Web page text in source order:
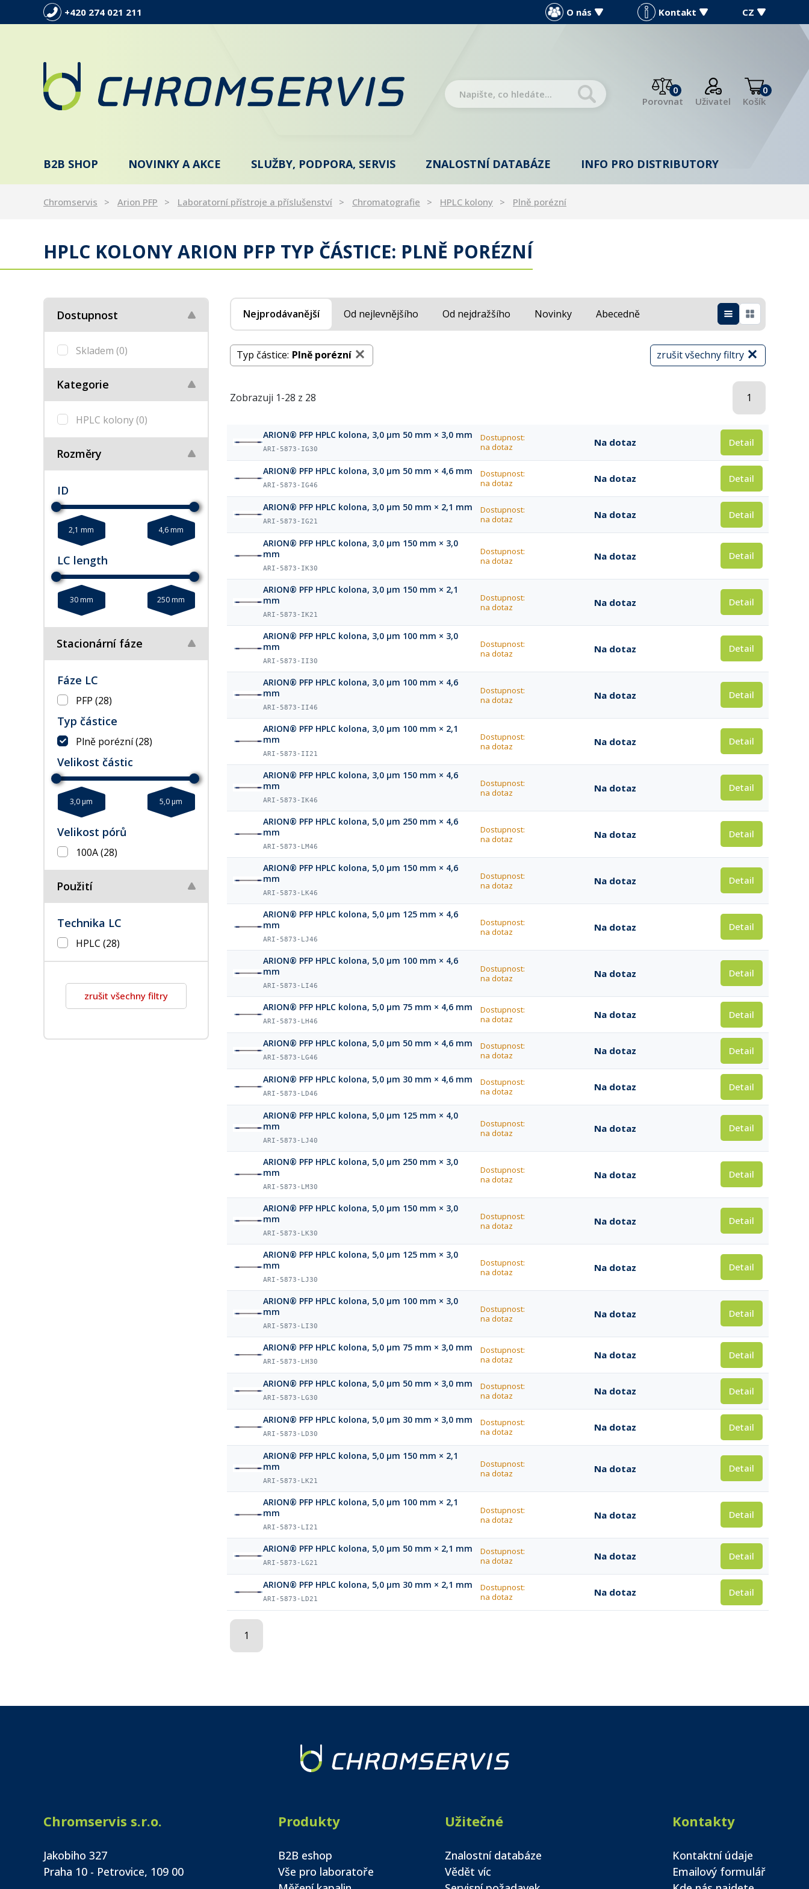
+420 274 021 211 O nás Kontakt CZ
0
Porovnat
Uživatel
0
Košík
B2B SHOP NOVINKY A AKCE SLUŽBY, PODPORA, SERVIS ZNALOSTNÍ DATABÁZE INFO PRO DISTRIBUTORY
Chromservis Arion PFP Laboratorní přístroje a příslušenství Chromatografie HPLC kolony Plně porézní
HPLC KOLONY ARION PFP TYP ČÁSTICE: PLNĚ PORÉZNÍ
Dostupnost
Skladem (0)
Kategorie
HPLC kolony(0)
Rozměry
ID
2,1 mm 4,6 mm
LC length
30 mm 250 mm
Stacionární fáze
Fáze LC
PFP (28)
Typ částice
Plně porézní(28)
Velikost částic
3,0 µm 5,0 µm
Velikost pórů
100A(28)
Použití
Technika LC
HPLC (28)
zrušit všechny filtry
Nejprodávanější Od nejlevnějšího Od nejdražšího Novinky Abecedně
zrušit všechny filtry
Typ částice: Plně porézní
Zobrazuji 1-28 z 28 1
ARION® PFP HPLC kolona, 3,0 µm 50 mm × 3,0 mm
ARI-5873-IG30
Dostupnost:
na dotaz
Na dotaz Detail
ARION® PFP HPLC kolona, 3,0 µm 50 mm × 4,6 mm
ARI-5873-IG46
Dostupnost:
na dotaz
Na dotaz Detail
ARION® PFP HPLC kolona, 3,0 µm 50 mm × 2,1 mm
ARI-5873-IG21
Dostupnost:
na dotaz
Na dotaz Detail
ARION® PFP HPLC kolona, 3,0 µm 150 mm × 3,0
mm
ARI-5873-IK30
Dostupnost:
na dotaz
Na dotaz Detail
ARION® PFP HPLC kolona, 3,0 µm 150 mm × 2,1
mm
ARI-5873-IK21
Dostupnost:
na dotaz
Na dotaz Detail
ARION® PFP HPLC kolona, 3,0 µm 100 mm × 3,0
mm
ARI-5873-II30
Dostupnost:
na dotaz
Na dotaz Detail
ARION® PFP HPLC kolona, 3,0 µm 100 mm × 4,6
mm
ARI-5873-II46
Dostupnost:
na dotaz
Na dotaz Detail
ARION® PFP HPLC kolona, 3,0 µm 100 mm × 2,1
mm
ARI-5873-II21
Dostupnost:
na dotaz
Na dotaz Detail
ARION® PFP HPLC kolona, 3,0 µm 150 mm × 4,6
mm
ARI-5873-IK46
Dostupnost:
na dotaz
Na dotaz Detail
ARION® PFP HPLC kolona, 5,0 µm 250 mm × 4,6
mm
ARI-5873-LM46
Dostupnost:
na dotaz
Na dotaz Detail
ARION® PFP HPLC kolona, 5,0 µm 150 mm × 4,6
mm
ARI-5873-LK46
Dostupnost:
na dotaz
Na dotaz Detail
ARION® PFP HPLC kolona, 5,0 µm 125 mm × 4,6
mm
ARI-5873-LJ46
Dostupnost:
na dotaz
Na dotaz Detail
ARION® PFP HPLC kolona, 5,0 µm 100 mm × 4,6
mm
ARI-5873-LI46
Dostupnost:
na dotaz
Na dotaz Detail
ARION® PFP HPLC kolona, 5,0 µm 75 mm × 4,6 mm
ARI-5873-LH46
Dostupnost:
na dotaz
Na dotaz Detail
ARION® PFP HPLC kolona, 5,0 µm 50 mm × 4,6 mm
ARI-5873-LG46
Dostupnost:
na dotaz
Na dotaz Detail
ARION® PFP HPLC kolona, 5,0 µm 30 mm × 4,6 mm
ARI-5873-LD46
Dostupnost:
na dotaz
Na dotaz Detail
ARION® PFP HPLC kolona, 5,0 µm 125 mm × 4,0
mm
ARI-5873-LJ40
Dostupnost:
na dotaz
Na dotaz Detail
ARION® PFP HPLC kolona, 5,0 µm 250 mm × 3,0
mm
ARI-5873-LM30
Dostupnost:
na dotaz
Na dotaz Detail
ARION® PFP HPLC kolona, 5,0 µm 150 mm × 3,0
mm
ARI-5873-LK30
Dostupnost:
na dotaz
Na dotaz Detail
ARION® PFP HPLC kolona, 5,0 µm 125 mm × 3,0
mm
ARI-5873-LJ30
Dostupnost:
na dotaz
Na dotaz Detail
ARION® PFP HPLC kolona, 5,0 µm 100 mm × 3,0
mm
ARI-5873-LI30
Dostupnost:
na dotaz
Na dotaz Detail
ARION® PFP HPLC kolona, 5,0 µm 75 mm × 3,0 mm
ARI-5873-LH30
Dostupnost:
na dotaz
Na dotaz Detail
ARION® PFP HPLC kolona, 5,0 µm 50 mm × 3,0 mm
ARI-5873-LG30
Dostupnost:
na dotaz
Na dotaz Detail
ARION® PFP HPLC kolona, 5,0 µm 30 mm × 3,0 mm
ARI-5873-LD30
Dostupnost:
na dotaz
Na dotaz Detail
ARION® PFP HPLC kolona, 5,0 µm 150 mm × 2,1
mm
ARI-5873-LK21
Dostupnost:
na dotaz
Na dotaz Detail
ARION® PFP HPLC kolona, 5,0 µm 100 mm × 2,1
mm
ARI-5873-LI21
Dostupnost:
na dotaz
Na dotaz Detail
ARION® PFP HPLC kolona, 5,0 µm 50 mm × 2,1 mm
ARI-5873-LG21
Dostupnost:
na dotaz
Na dotaz Detail
ARION® PFP HPLC kolona, 5,0 µm 30 mm × 2,1 mm
ARI-5873-LD21
Dostupnost:
na dotaz
Na dotaz Detail
1
Chromservis s.r.o.
Jakobiho 327
Praha 10 - Petrovice, 109 00
Produkty
B2B eshop
Vše pro laboratoře
Užitečné
Znalostní databáze
Vědět víc
Kontakty
Kontaktní údaje
Emailový formulář